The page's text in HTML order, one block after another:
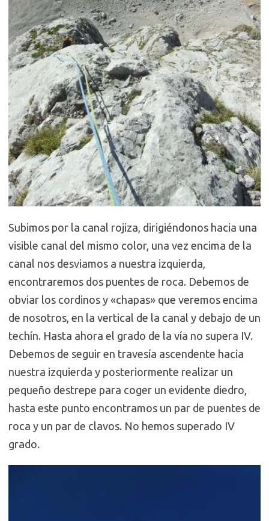
Subimos por la canal rojiza, dirigiéndonos hacia una
visible canal del mismo color, una vez encima de la
canal nos desviamos a nuestra izquierda,
encontraremos dos puentes de roca. Debemos de
obviar los cordinos y «chapas» que veremos encima
de nosotros, en la vertical de la canal y debajo de un
techín. Hasta ahora el grado de la vía no supera IV.
Debemos de seguir en travesía ascendente hacia
nuestra izquierda y posteriormente realizar un
pequeño destrepe para coger un evidente diedro,
hasta este punto encontramos un par de puentes de
roca y un par de clavos. No hemos superado IV
grado.